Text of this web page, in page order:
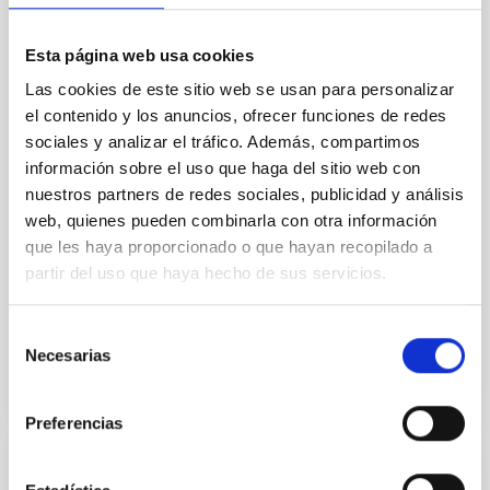
Esta página web usa cookies
Las cookies de este sitio web se usan para personalizar
el contenido y los anuncios, ofrecer funciones de redes
sociales y analizar el tráfico. Además, compartimos
información sobre el uso que haga del sitio web con
nuestros partners de redes sociales, publicidad y análisis
web, quienes pueden combinarla con otra información
que les haya proporcionado o que hayan recopilado a
partir del uso que haya hecho de sus servicios.
Necesarias
Preferencias
of the Lucy Mutual Event Campaign
We report a rotational light curve and Fourier baseline
primary target of the NASA Lucy mission, obtained
on 2026 May 19─20 and May 21─22 UT with the
Two-meter Twin Telescope (TTT). Phase-Dispersion
Minimization over the combined two-night dataset
yields P rot = 5.762 ± 0.051 hr and a peak-to-peak
Alarcon, Miguel R. et al.
Fecha de publicación: